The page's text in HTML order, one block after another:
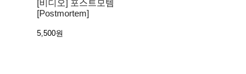
[비디오] 포스트모템
[Postmortem]
5,500원